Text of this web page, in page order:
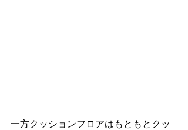
一方クッションフロアはもともとクッ